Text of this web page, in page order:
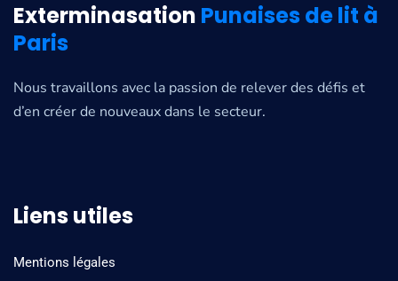
Exterminasation Punaises de lit à
Paris
Nous travaillons avec la passion de relever des défis et
d’en créer de nouveaux dans le secteur.
Liens utiles
Mentions légales